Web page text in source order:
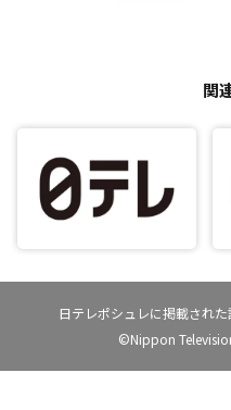
関
日テレポシュレに掲載された
©Nippon